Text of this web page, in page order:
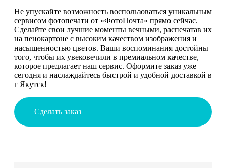
Не упускайте возможность воспользоваться уникальным
сервисом фотопечати от «ФотоПочта» прямо сейчас.
Сделайте свои лучшие моменты вечными, распечатав их
на пенокартоне с высоким качеством изображения и
насыщенностью цветов. Ваши воспоминания достойны
того, чтобы их увековечили в премиальном качестве,
которое предлагает наш сервис. Оформите заказ уже
сегодня и наслаждайтесь быстрой и удобной доставкой в
г Якутск!
Сделать заказ